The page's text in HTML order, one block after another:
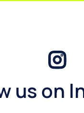
us on